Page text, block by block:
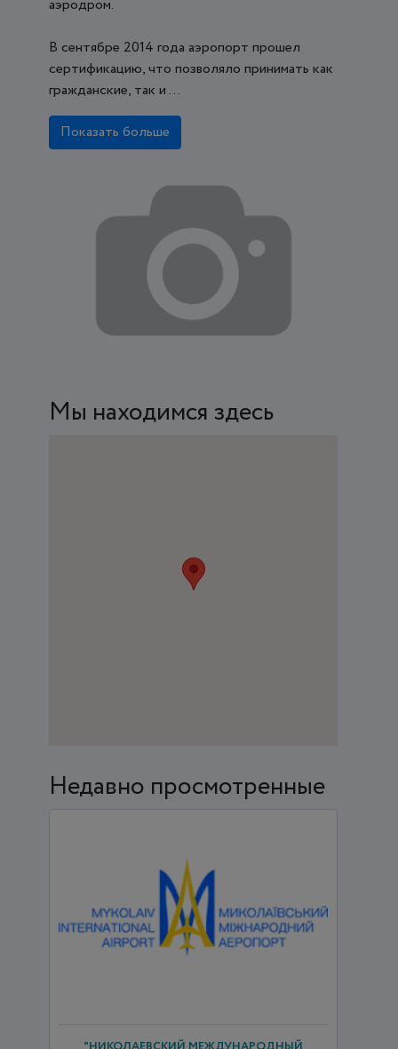
аэродром.
В сентябре 2014 года аэропорт прошел
сертификацию, что позволяло принимать как
гражданские, так и ...
Показать больше
Мы находимся здесь
Недавно просмотренные